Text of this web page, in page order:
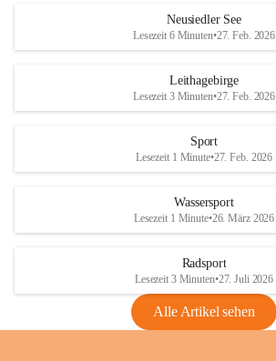
S
und den daraus folgenden wirtschaftlichen
Maßnahmen zur Bekämpfung
Rebe und der Amerikanischen
Anhang VBl. EU Nr. 18
1 Seite•1,4 MB
VBl. EU Nr. 18_2026
r
S
Neusiedler See
Lesezeit 6 Minuten•27. Feb. 2026
Leithagebirge
Lesezeit 3 Minuten•27. Feb. 2026
Sport
Lesezeit 1 Minute•27. Feb. 2026
Wassersport
Lesezeit 1 Minute•26. März 2026
Radsport
Lesezeit 3 Minuten•27. Juli 2026
Alle Artikel sehen